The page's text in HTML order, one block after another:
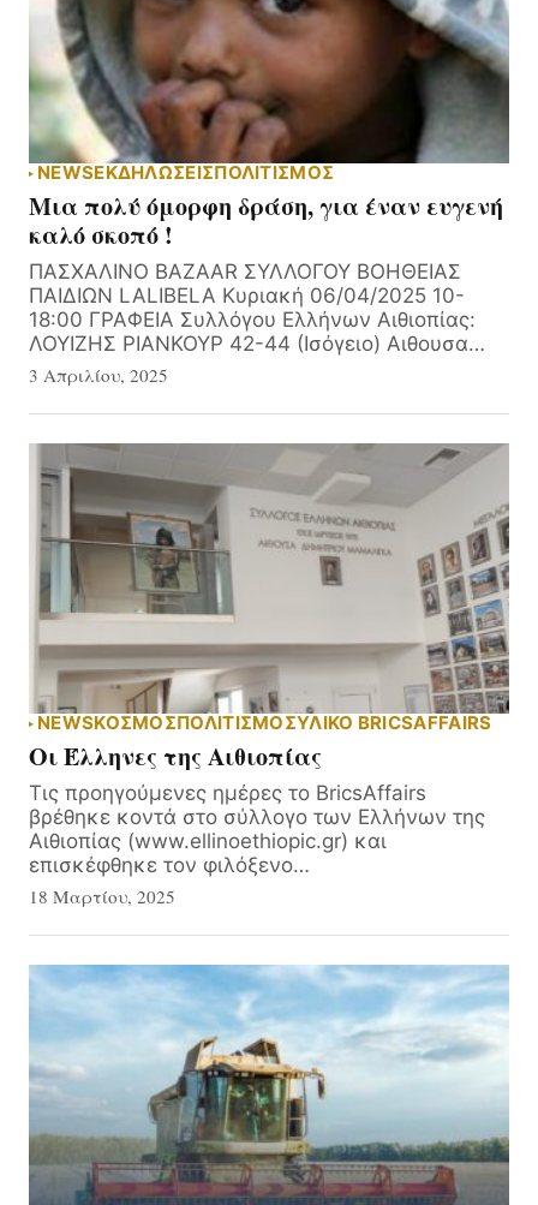
NEWSΕΚΔΗΛΏΣΕΙΣΠΟΛΙΤΙΣΜΟΣ
Μια πολύ όμορφη δράση, για έναν ευγενή
καλό σκοπό !
ΠΑΣΧΑΛΙΝΟ ΒΑΖΑΑR ΣΥΛΛΟΓΟΥ ΒΟΗΘΕΙΑΣ
ΠΑΙΔΙΩΝ LALIBELA Κυριακή 06/04/2025 10-
18:00 ΓΡΑΦΕΙΑ Συλλόγου Ελλήνων Αιθιοπίας:
ΛΟΥΙΖΗΣ ΡΙΑΝΚΟΥΡ 42-44 (Ισόγειο) Αιθουσα…
3 Απριλίου, 2025
NEWSΚΟΣΜΟΣΠΟΛΙΤΙΣΜΟΣΥΛΙΚΌ BRICSAFFAIRS
Οι Έλληνες της Αιθιοπίας
Τις προηγούμενες ημέρες το BricsAffairs
βρέθηκε κοντά στο σύλλογο των Ελλήνων της
Αιθιοπίας (www.ellinoethiopic.gr) και
επισκέφθηκε τον φιλόξενο…
18 Μαρτίου, 2025